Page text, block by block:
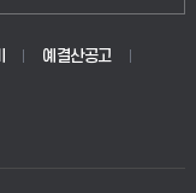
예결산공고